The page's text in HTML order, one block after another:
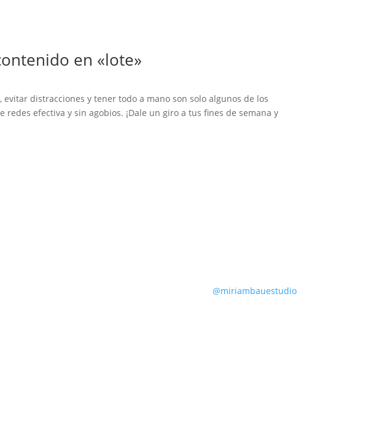
en «lote»
distracciones y tener todo a mano son solo algunos de los
efectiva y sin agobios. ¡Dale un giro a tus fines de semana y
@miriambauestudio